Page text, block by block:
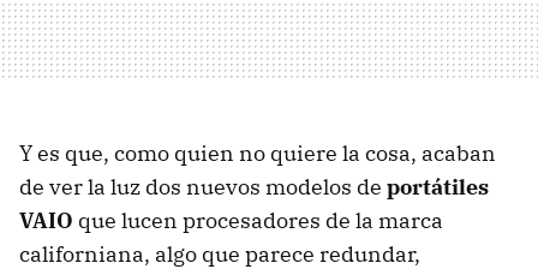
Y es que, como quien no quiere la cosa, acaban
de ver la luz dos nuevos modelos de portátiles
VAIO que lucen procesadores de la marca
californiana, algo que parece redundar,